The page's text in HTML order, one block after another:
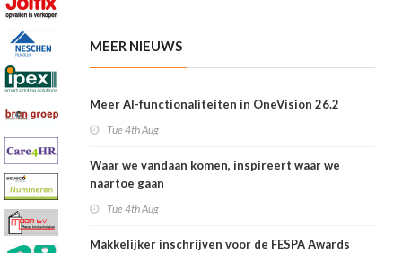
MEER NIEUWS
Meer AI-functionaliteiten in OneVision 26.2
Tue 4th Aug
Waar we vandaan komen, inspireert waar we
naartoe gaan
Tue 4th Aug
Makkelijker inschrijven voor de FESPA Awards